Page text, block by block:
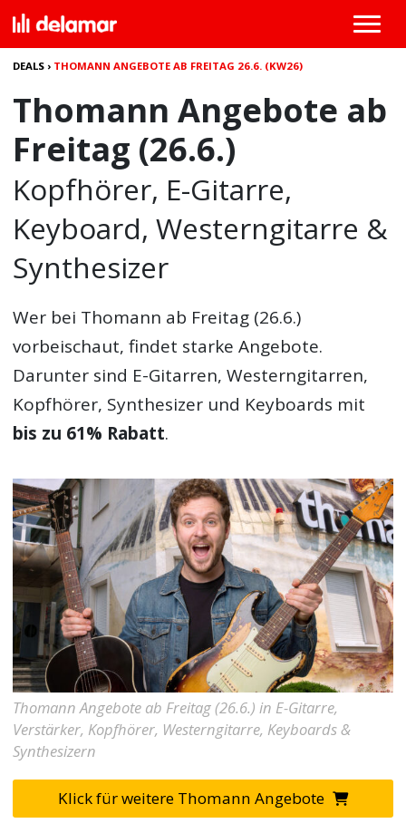
DEALS › THOMANN ANGEBOTE AB FREITAG 26.6. (KW26)
Thomann Angebote ab
Freitag (26.6.)
Kopfhörer, E-Gitarre,
Keyboard, Westerngitarre &
Synthesizer
Wer bei Thomann ab Freitag (26.6.)
vorbeischaut, findet starke Angebote.
Darunter sind E-Gitarren, Westerngitarren,
Kopfhörer, Synthesizer und Keyboards mit
bis zu 61% Rabatt.
Thomann Angebote ab Freitag (26.6.) in E-Gitarre,
Verstärker, Kopfhörer, Westerngitarre, Keyboards &
Synthesizern
Klick für weitere Thomann Angebote